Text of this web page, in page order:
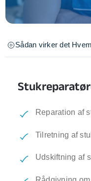
Sådan virker det
Reparation af
Tilretning af
Udskiftning af